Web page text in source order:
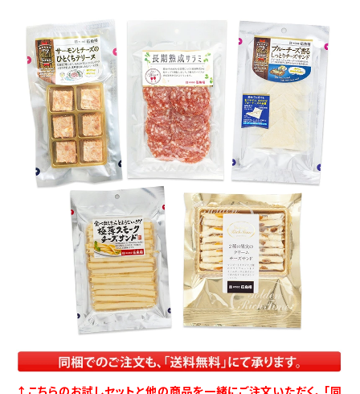
↑こちらのお試しセットと他の商品を一緒にご注文いただく、 「同